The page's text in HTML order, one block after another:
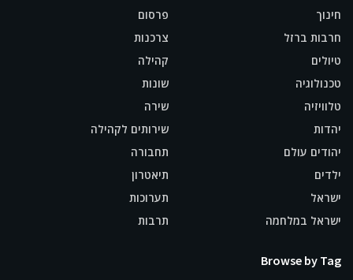
חינוך
חרבות ברזל
טיולים
טכנולוגיה
טלוויזיה
יהדות
יהודים עולם
ילדים
ישראל
ישראל במלחמה
פרסום
צרכנות
קהילה
שונות
שירה
שירותים לקהילה
תחבורה
תיאטרון
תערוכות
תרבות
Browse by Tag